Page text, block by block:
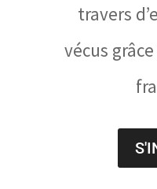
travers
vécus